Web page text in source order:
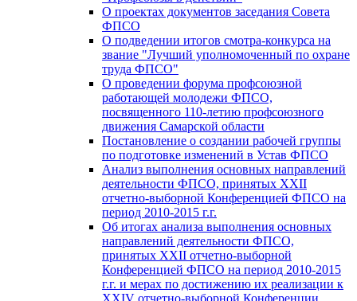
О проектах документов заседания Совета
ФПСО
О подведении итогов смотра-конкурса на
звание "Лучший уполномоченный по охране
труда ФПСО"
О проведении форума профсоюзной
работающей молодежи ФПСО,
посвященного 110-летию профсоюзного
движения Самарской области
Постановление о создании рабочей группы
по подготовке изменений в Устав ФПСО
Анализ выполнения основных направлений
деятельности ФПСО, принятых XXII
отчетно-выборной Конференцией ФПСО на
период 2010-2015 г.г.
Об итогах анализа выполнения основных
направлений деятельности ФПСО,
принятых XXII отчетно-выборной
Конференцией ФПСО на период 2010-2015
г.г. и мерах по достижению их реализации к
XXIV отчетно-выборной Конференции